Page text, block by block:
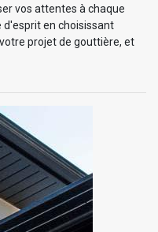
vos attentes à chaque
en choisissant
projet de gouttière, et